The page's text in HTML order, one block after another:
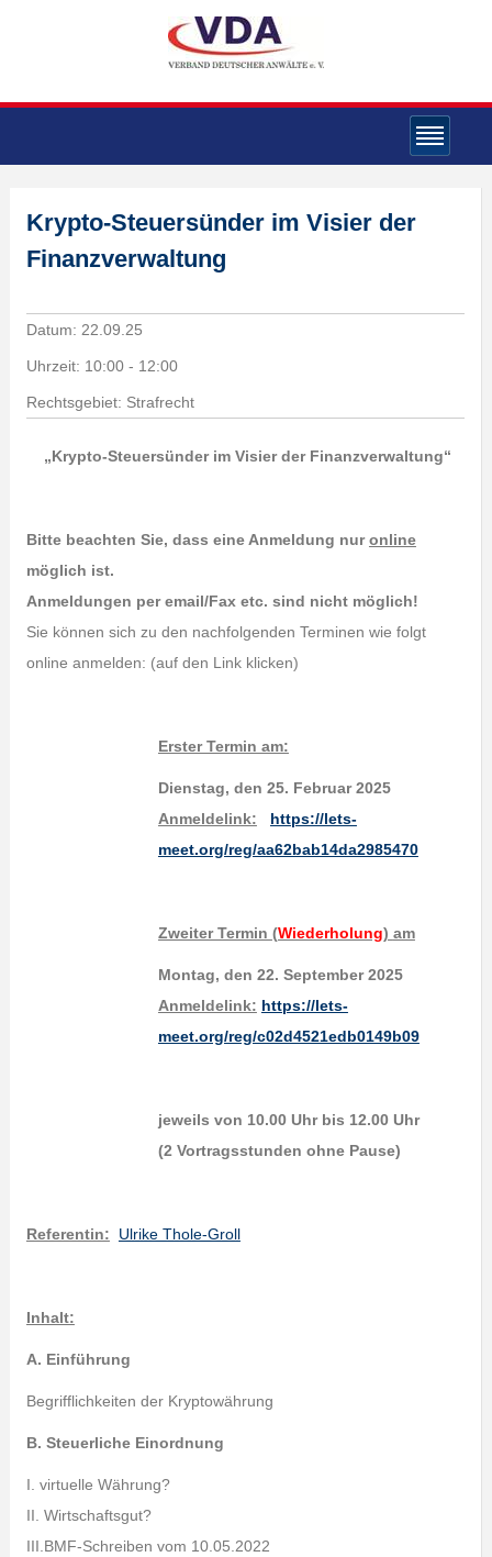
Krypto-Steuersünder im Visier der
Finanzverwaltung
Datum: 22.09.25
Uhrzeit: 10:00 - 12:00
Rechtsgebiet: Strafrecht
„Krypto-Steuersünder im Visier der Finanzverwaltung“
Bitte beachten Sie, dass eine Anmeldung nuronline
möglich ist.
Anmeldungen per email/Fax etc. sind nicht möglich!
Sie können sich zu den nachfolgenden Terminen wie folgt
online anmelden: (auf den Link klicken)
Erster Termin am:
Dienstag, den 25. Februar 2025
Anmeldelink:
https://lets-
meet.org/reg/aa62bab14da2985470
Zweiter Termin (Wiederholung) am
Montag, den 22. September 2025
Anmeldelink: https://lets-
meet.org/reg/c02d4521edb0149b09
jeweils von 10.00 Uhr bis 12.00 Uhr
(2 Vortragsstunden ohne Pause)
Referentin: Ulrike Thole-Groll
Inhalt:
A. Einführung
Begrifflichkeiten der Kryptowährung
B. Steuerliche Einordnung
I. virtuelle Währung?
II. Wirtschaftsgut?
III.BMF-Schreiben vom 10.05.2022